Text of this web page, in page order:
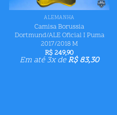
ALEMANHA
Camisa Borussia
Dortmund/ALE Oficial I Puma
2017/2018 M
R$ 249,90
Em até 3x deR$83,30